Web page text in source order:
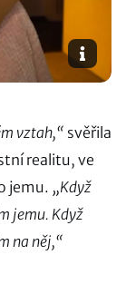
vztah,“ svěřila
realitu, ve
jemu. „Když
jemu. Když
na něj,“